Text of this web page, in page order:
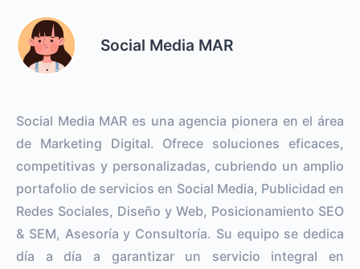
Social Media MAR
Social Media MAR es una agencia pionera en el área
de Marketing Digital. Ofrece soluciones eficaces,
competitivas y personalizadas, cubriendo un amplio
portafolio de servicios en Social Media, Publicidad en
Redes Sociales, Diseño y Web, Posicionamiento SEO
& SEM, Asesoría y Consultoría. Su equipo se dedica
día a día a garantizar un servicio integral en